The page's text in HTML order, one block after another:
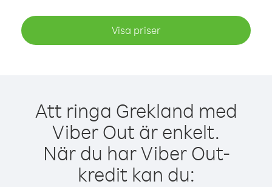
Visa priser
Att ringa Grekland med
Viber Out är enkelt.
När du har Viber Out-
kredit kan du: